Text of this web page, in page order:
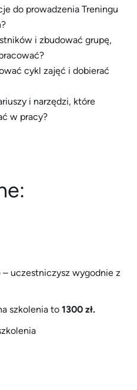
do prowadzenia Treningu
i zbudować grupę,
cykl zajęć i dobierać
i narzędzi, które
w pracy?
– uczestniczysz wygodnie z
szkolenia to 1300 zł.